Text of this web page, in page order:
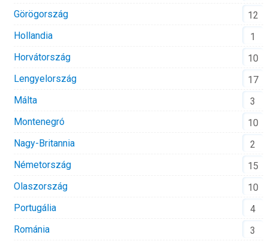
Görögország
12
Hollandia
1
Horvátország
10
Lengyelország
17
Málta
3
Montenegró
10
Nagy-Britannia
2
Németország
15
Olaszország
10
Portugália
4
Románia
3